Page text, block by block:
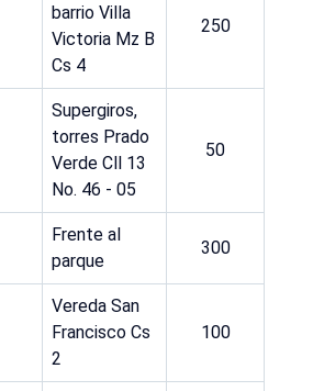
barrio Villa
Victoria Mz B
Cs 4
250
Supergiros,
torres Prado
Verde Cll 13
No. 46 - 05
50
Frente al
parque
300
Vereda San
Francisco Cs
2
100